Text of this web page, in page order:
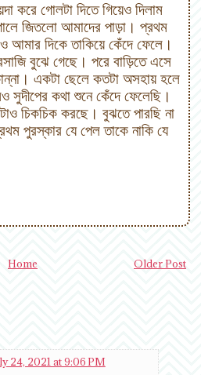
করে গোলটা দিতে গিয়েও দিলাম
জিতলো আমাদের পাড়া। প্রথম
আমার দিকে তাকিয়ে কেঁদে ফেলে।
বুঝে গেছে। পরে বাড়িতে এসে
একটা ছেলে কতটা অসহায় হলে
কথা শুনে কেঁদে ফেলেছি।
চিকচিক করছে। বুঝতে পারছি না
পুরস্কার যে পেল তাকে নাকি যে
Older Post
Home
24, 2021 at 9:06 PM